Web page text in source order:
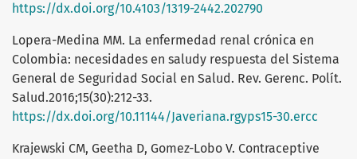
https://dx.doi.org/10.4103/1319-2442.202790
Lopera-Medina MM. La enfermedad renal crónica en
Colombia: necesidades en saludy respuesta del Sistema
General de Seguridad Social en Salud. Rev. Gerenc. Polít.
Salud.2016;15(30):212-33.
https://dx.doi.org/10.11144/Javeriana.rgyps15-30.ercc
Krajewski CM, Geetha D, Gomez-Lobo V. Contraceptive